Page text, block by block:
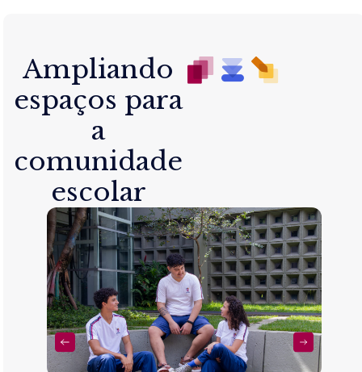
Ampliando
espaços para
a
comunidade
escolar